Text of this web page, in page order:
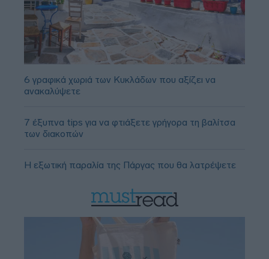
6 γραφικά χωριά των Κυκλάδων που αξίζει να
ανακαλύψετε
7 έξυπνα tips για να φτιάξετε γρήγορα τη βαλίτσα
των διακοπών
Η εξωτική παραλία της Πάργας που θα λατρέψετε